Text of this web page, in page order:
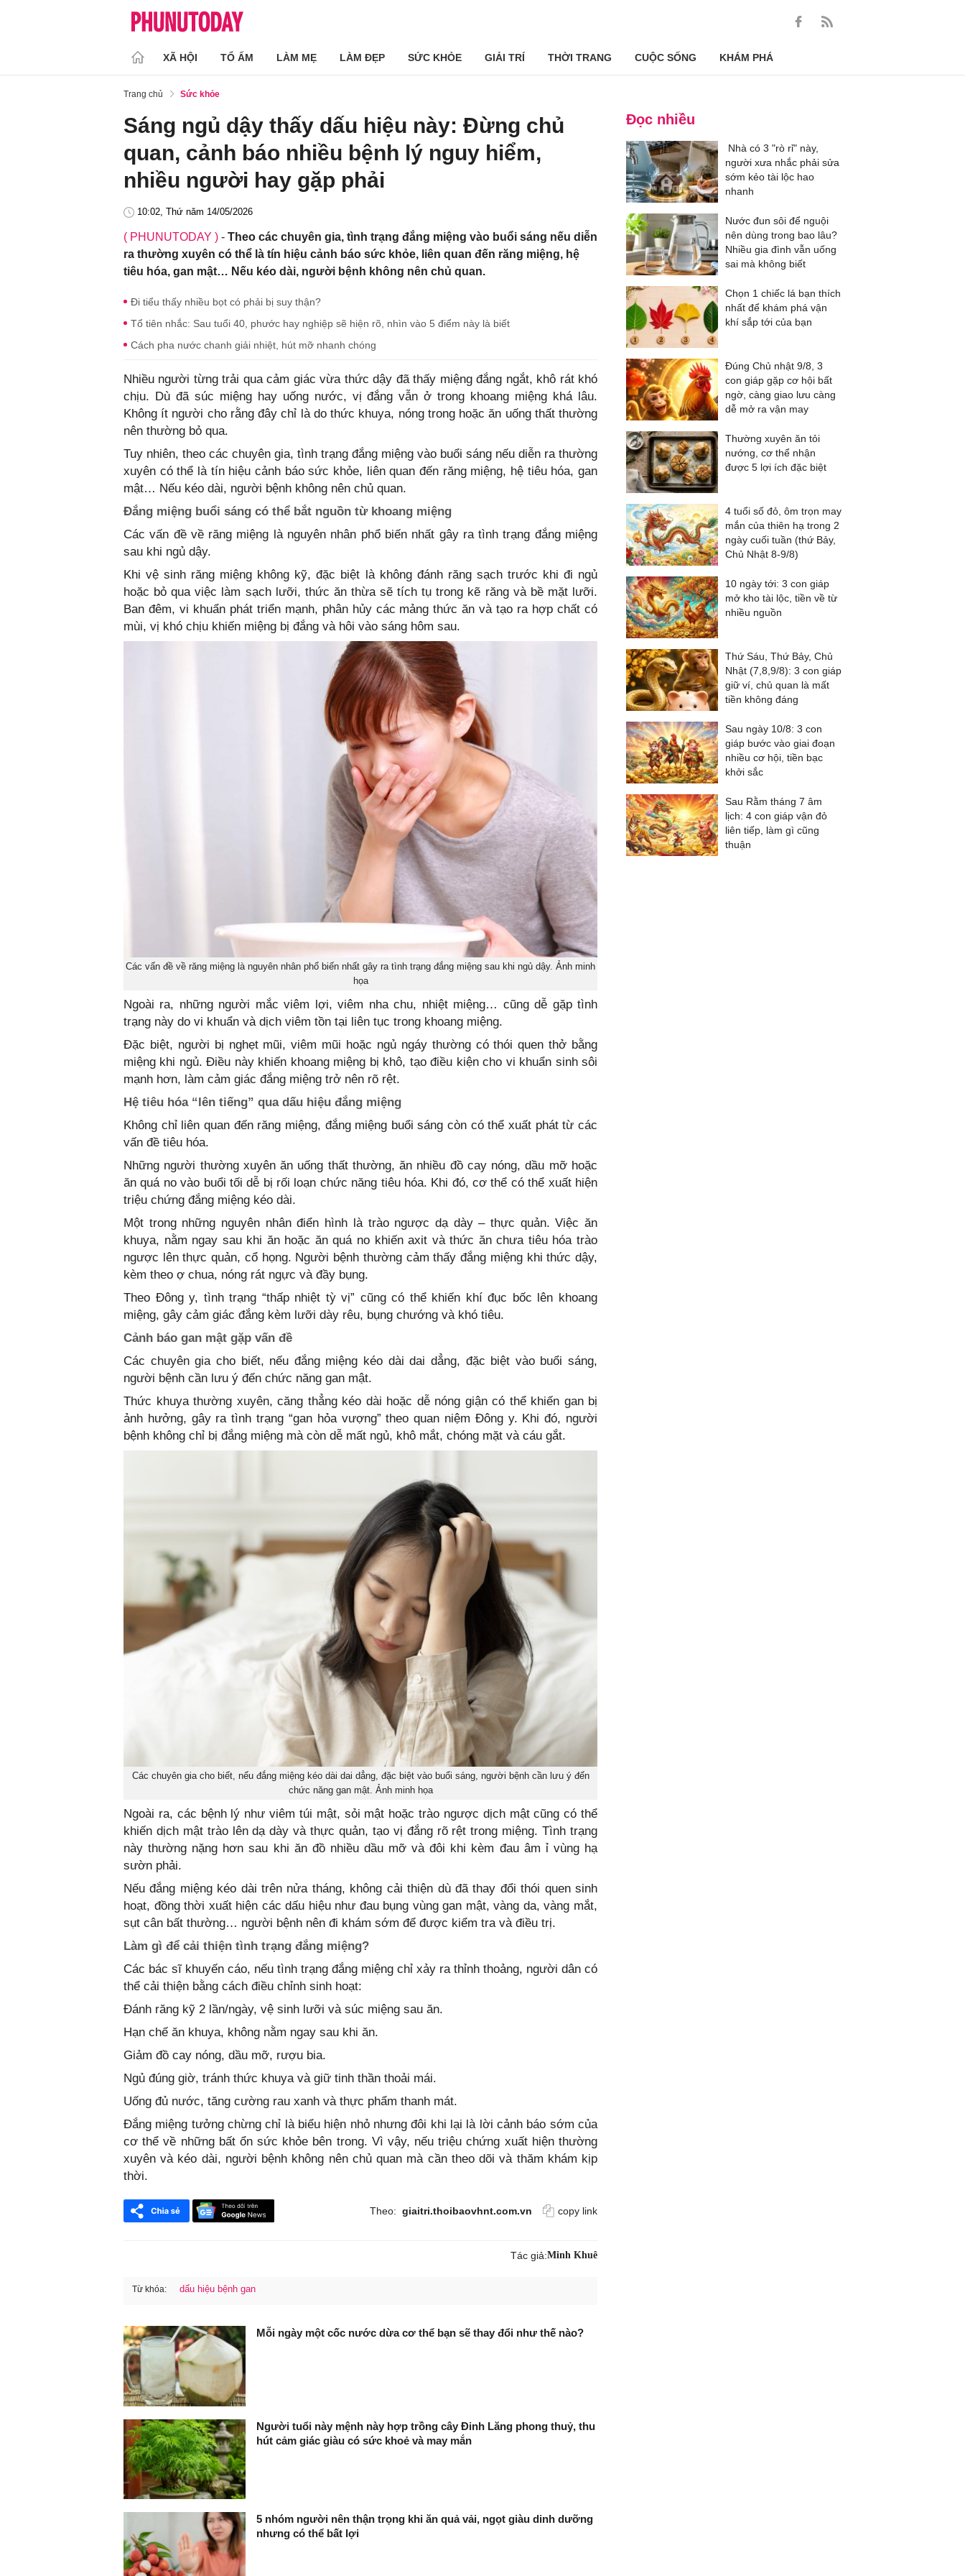
XÃ HỘI TỔ ẤM LÀM MẸ LÀM ĐẸP SỨC KHỎE GIẢI TRÍ THỜI TRANG CUỘC SỐNG KHÁM PHÁ
Trang chủ Sức khỏe
Sáng ngủ dậy thấy dấu hiệu này: Đừng chủ
quan, cảnh báo nhiều bệnh lý nguy hiểm,
nhiều người hay gặp phải
10:02, Thứ năm 14/05/2026
( PHUNUTODAY ) - Theo các chuyên gia, tình trạng đắng miệng vào buổi sáng nếu diễn
ra thường xuyên có thể là tín hiệu cảnh báo sức khỏe, liên quan đến răng miệng, hệ
tiêu hóa, gan mật… Nếu kéo dài, người bệnh không nên chủ quan.
Đi tiểu thấy nhiều bọt có phải bị suy thận?
Tổ tiên nhắc: Sau tuổi 40, phước hay nghiệp sẽ hiện rõ, nhìn vào 5 điểm này là biết
Cách pha nước chanh giải nhiệt, hút mỡ nhanh chóng
Nhiều người từng trải qua cảm giác vừa thức dậy đã thấy miệng đắng ngắt, khô rát khó
chịu. Dù đã súc miệng hay uống nước, vị đắng vẫn ở trong khoang miệng khá lâu.
Không ít người cho rằng đây chỉ là do thức khuya, nóng trong hoặc ăn uống thất thường
nên thường bỏ qua.
Tuy nhiên, theo các chuyên gia, tình trạng đắng miệng vào buổi sáng nếu diễn ra thường
xuyên có thể là tín hiệu cảnh báo sức khỏe, liên quan đến răng miệng, hệ tiêu hóa, gan
mật… Nếu kéo dài, người bệnh không nên chủ quan.
Đắng miệng buổi sáng có thể bắt nguồn từ khoang miệng
Các vấn đề về răng miệng là nguyên nhân phổ biến nhất gây ra tình trạng đắng miệng
sau khi ngủ dậy.
Khi vệ sinh răng miệng không kỹ, đặc biệt là không đánh răng sạch trước khi đi ngủ
hoặc bỏ qua việc làm sạch lưỡi, thức ăn thừa sẽ tích tụ trong kẽ răng và bề mặt lưỡi.
Ban đêm, vi khuẩn phát triển mạnh, phân hủy các mảng thức ăn và tạo ra hợp chất có
mùi, vị khó chịu khiến miệng bị đắng và hôi vào sáng hôm sau.
Các vấn đề về răng miệng là nguyên nhân phổ biến nhất gây ra tình trạng đắng miệng sau khi ngủ dậy. Ảnh minh
họa
Ngoài ra, những người mắc viêm lợi, viêm nha chu, nhiệt miệng… cũng dễ gặp tình
trạng này do vi khuẩn và dịch viêm tồn tại liên tục trong khoang miệng.
Đặc biệt, người bị nghẹt mũi, viêm mũi hoặc ngủ ngáy thường có thói quen thở bằng
miệng khi ngủ. Điều này khiến khoang miệng bị khô, tạo điều kiện cho vi khuẩn sinh sôi
mạnh hơn, làm cảm giác đắng miệng trở nên rõ rệt.
Hệ tiêu hóa “lên tiếng” qua dấu hiệu đắng miệng
Không chỉ liên quan đến răng miệng, đắng miệng buổi sáng còn có thể xuất phát từ các
vấn đề tiêu hóa.
Những người thường xuyên ăn uống thất thường, ăn nhiều đồ cay nóng, dầu mỡ hoặc
ăn quá no vào buổi tối dễ bị rối loạn chức năng tiêu hóa. Khi đó, cơ thể có thể xuất hiện
triệu chứng đắng miệng kéo dài.
Một trong những nguyên nhân điển hình là trào ngược dạ dày – thực quản. Việc ăn
khuya, nằm ngay sau khi ăn hoặc ăn quá no khiến axit và thức ăn chưa tiêu hóa trào
ngược lên thực quản, cổ họng. Người bệnh thường cảm thấy đắng miệng khi thức dậy,
kèm theo ợ chua, nóng rát ngực và đầy bụng.
Theo Đông y, tình trạng “thấp nhiệt tỳ vị” cũng có thể khiến khí đục bốc lên khoang
miệng, gây cảm giác đắng kèm lưỡi dày rêu, bụng chướng và khó tiêu.
Cảnh báo gan mật gặp vấn đề
Các chuyên gia cho biết, nếu đắng miệng kéo dài dai dẳng, đặc biệt vào buổi sáng,
người bệnh cần lưu ý đến chức năng gan mật.
Thức khuya thường xuyên, căng thẳng kéo dài hoặc dễ nóng giận có thể khiến gan bị
ảnh hưởng, gây ra tình trạng “gan hỏa vượng” theo quan niệm Đông y. Khi đó, người
bệnh không chỉ bị đắng miệng mà còn dễ mất ngủ, khô mắt, chóng mặt và cáu gắt.
Các chuyên gia cho biết, nếu đắng miệng kéo dài dai dẳng, đặc biệt vào buổi sáng, người bệnh cần lưu ý đến
chức năng gan mật. Ảnh minh họa
Ngoài ra, các bệnh lý như viêm túi mật, sỏi mật hoặc trào ngược dịch mật cũng có thể
khiến dịch mật trào lên dạ dày và thực quản, tạo vị đắng rõ rệt trong miệng. Tình trạng
này thường nặng hơn sau khi ăn đồ nhiều dầu mỡ và đôi khi kèm đau âm ỉ vùng hạ
sườn phải.
Nếu đắng miệng kéo dài trên nửa tháng, không cải thiện dù đã thay đổi thói quen sinh
hoạt, đồng thời xuất hiện các dấu hiệu như đau bụng vùng gan mật, vàng da, vàng mắt,
sụt cân bất thường… người bệnh nên đi khám sớm để được kiểm tra và điều trị.
Làm gì để cải thiện tình trạng đắng miệng?
Các bác sĩ khuyến cáo, nếu tình trạng đắng miệng chỉ xảy ra thỉnh thoảng, người dân có
thể cải thiện bằng cách điều chỉnh sinh hoạt:
Đánh răng kỹ 2 lần/ngày, vệ sinh lưỡi và súc miệng sau ăn.
Hạn chế ăn khuya, không nằm ngay sau khi ăn.
Giảm đồ cay nóng, dầu mỡ, rượu bia.
Ngủ đúng giờ, tránh thức khuya và giữ tinh thần thoải mái.
Uống đủ nước, tăng cường rau xanh và thực phẩm thanh mát.
Đắng miệng tưởng chừng chỉ là biểu hiện nhỏ nhưng đôi khi lại là lời cảnh báo sớm của
cơ thể về những bất ổn sức khỏe bên trong. Vì vậy, nếu triệu chứng xuất hiện thường
xuyên và kéo dài, người bệnh không nên chủ quan mà cần theo dõi và thăm khám kịp
thời.
Theo: giaitri.thoibaovhnt.com.vn copy link
Tác giả:Minh Khuê
Từ khóa: dấu hiệu bệnh gan
Mỗi ngày một cốc nước dừa cơ thể bạn sẽ thay đổi như thế nào?
Người tuổi này mệnh này hợp trồng cây Đinh Lăng phong thuỷ, thu
hút cảm giác giàu có sức khoẻ và may mắn
5 nhóm người nên thận trọng khi ăn quả vải, ngọt giàu dinh dưỡng
nhưng có thể bất lợi
Đọc nhiều
Nhà có 3 "rò rỉ" này,
người xưa nhắc phải sửa
sớm kẻo tài lộc hao
nhanh
Nước đun sôi để nguội
nên dùng trong bao lâu?
Nhiều gia đình vẫn uống
sai mà không biết
Chọn 1 chiếc lá bạn thích
nhất để khám phá vận
khí sắp tới của bạn
Đúng Chủ nhật 9/8, 3
con giáp gặp cơ hội bất
ngờ, càng giao lưu càng
dễ mở ra vận may
Thường xuyên ăn tỏi
nướng, cơ thể nhận
được 5 lợi ích đặc biệt
4 tuổi số đỏ, ôm trọn may
mắn của thiên hạ trong 2
ngày cuối tuần (thứ Bảy,
Chủ Nhật 8-9/8)
10 ngày tới: 3 con giáp
mở kho tài lộc, tiền về từ
nhiều nguồn
Thứ Sáu, Thứ Bảy, Chủ
Nhật (7,8,9/8): 3 con giáp
giữ ví, chủ quan là mất
tiền không đáng
Sau ngày 10/8: 3 con
giáp bước vào giai đoạn
nhiều cơ hội, tiền bạc
khởi sắc
Sau Rằm tháng 7 âm
lịch: 4 con giáp vận đỏ
liên tiếp, làm gì cũng
thuận